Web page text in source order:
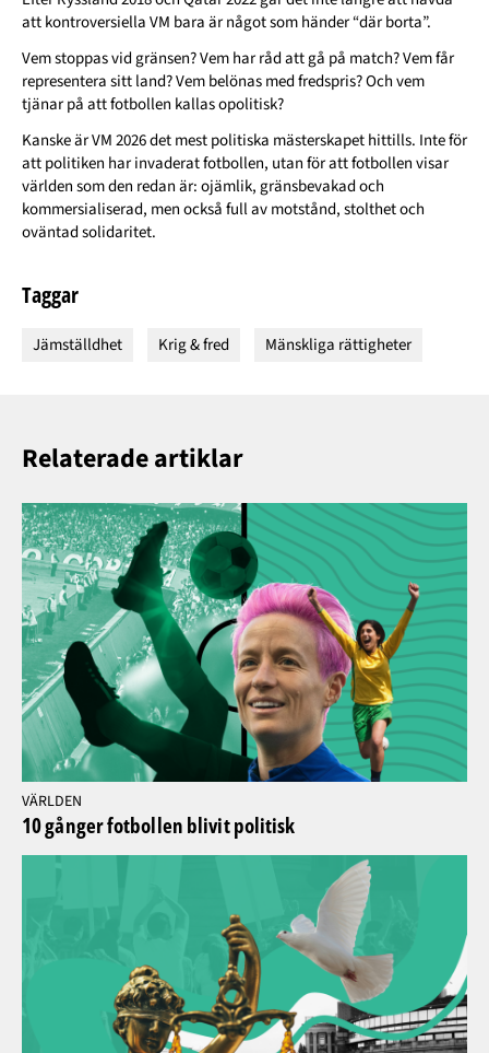
att kontroversiella VM bara är något som händer “där borta”.
Vem stoppas vid gränsen? Vem har råd att gå på match? Vem får
representera sitt land? Vem belönas med fredspris? Och vem
tjänar på att fotbollen kallas opolitisk?
Kanske ärVM 2026 det mest politiska mästerskapet hittills. Inte för
att politiken har invaderat fotbollen, utan för att fotbollen visar
världen som den redan är: ojämlik, gränsbevakad och
kommersialiserad, men också full av motstånd, stolthet och
oväntad solidaritet.
Taggar
Jämställdhet Krig & fred Mänskliga rättigheter
Relaterade artiklar
VÄRLDEN
10 gånger fotbollen blivit politisk